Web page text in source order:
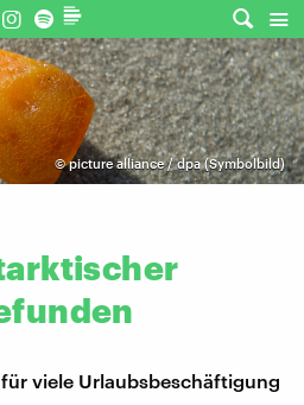
©picture alliance / dpa (Symbolbild)
viele Urlaubsbeschäftigung